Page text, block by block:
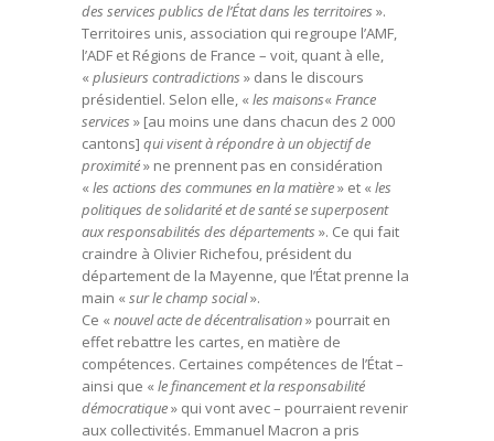
des services publics de l’État dans les territoires ».
Territoires unis, association qui regroupe l’AMF,
l’ADF et Régions de France – voit, quant à elle,
« plusieurs contradictions » dans le discours
présidentiel. Selon elle, « les maisons« France
services » [au moins une dans chacun des 2 000
cantons] qui visent à répondre à un objectif de
proximité» ne prennent pas en considération
« les actions des communes en la matière» et « les
politiques de solidarité et de santé se superposent
aux responsabilités des départements ». Ce qui fait
craindre à Olivier Richefou, président du
département de la Mayenne, que l’État prenne la
main « sur le champ social».
Ce « nouvel acte de décentralisation» pourrait en
effet rebattre les cartes, en matière de
compétences. Certaines compétences de l’État –
ainsi que « le financement et la responsabilité
démocratique» qui vont avec – pourraient revenir
aux collectivités. Emmanuel Macron a pris